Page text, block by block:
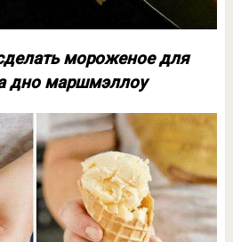
мороженое для
дно маршмэллоу